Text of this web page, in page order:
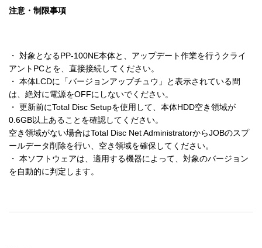
注意・制限事項
・ 対象となるPP-100NE本体と、アップデート作業を行うクライ
アントPCとを、直接接続してください。
・ 本体LCDに「バージョンアップチュウ」と表示されている間
は、絶対に電源をOFFにしないでください。
・ 更新前にTotal Disc Setupを使用して、本体HDD空き領域が
0.6GB以上あることを確認してください。
空き領域がない場合はTotal Disc Net AdministratorからJOBのスプ
ールデータ削除を行い、空き領域を確保してください。
・ 本ソフトウェアは、適用する機器によって、対象のバージョン
を自動的に判定します。